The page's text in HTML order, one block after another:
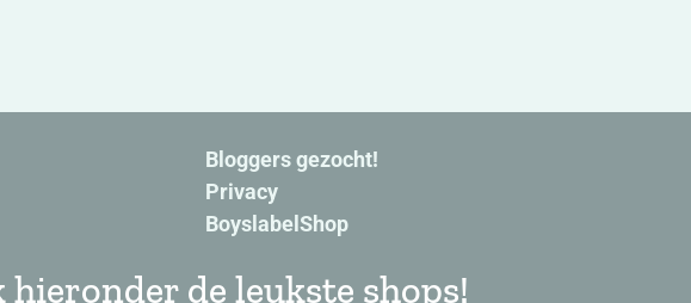
Bloggers gezocht!
Privacy
BoyslabelShop
hieronder de leukste shops!